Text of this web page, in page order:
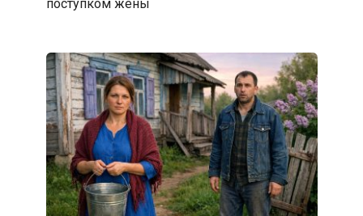
поступком жены